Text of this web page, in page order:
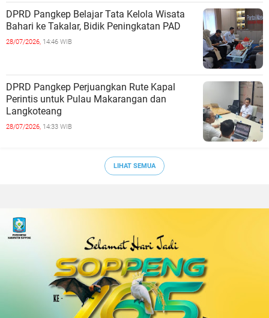
DPRD Pangkep Belajar Tata Kelola Wisata
Bahari ke Takalar, Bidik Peningkatan PAD
28/07/2026, 14:46 WIB
DPRD Pangkep Perjuangkan Rute Kapal
Perintis untuk Pulau Makarangan dan
Langkoteang
28/07/2026, 14:33 WIB
LIHAT SEMUA